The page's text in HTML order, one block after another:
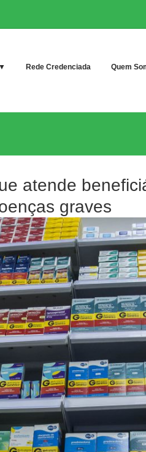
Rede Credenciada Quem
atende
graves